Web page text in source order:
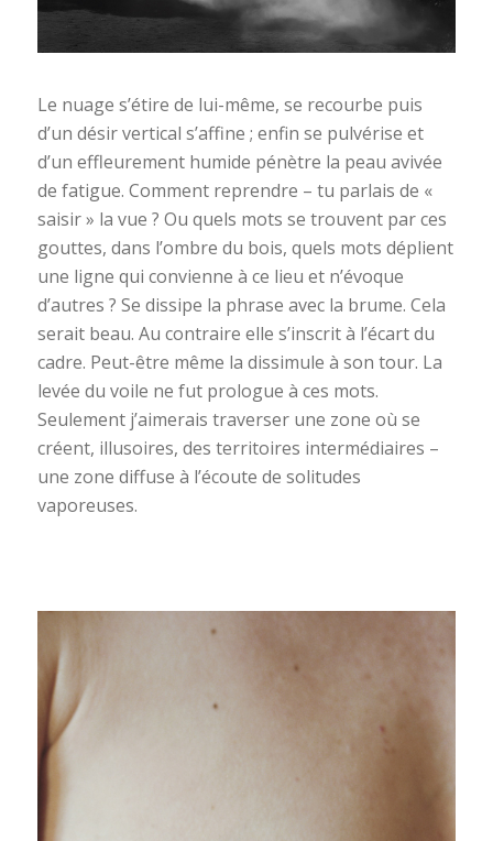
Le nuage s’étire de lui-même, se recourbe puis
d’un désir vertical s’affine ; enfin se pulvérise et
d’un effleurement humide pénètre la peau avivée
de fatigue. Comment reprendre – tu parlais de «
saisir » la vue ? Ou quels mots se trouvent par ces
gouttes, dans l’ombre du bois, quels mots déplient
une ligne qui convienne à ce lieu et n’évoque
d’autres ? Se dissipe la phrase avec la brume. Cela
serait beau. Au contraire elle s’inscrit à l’écart du
cadre. Peut-être même la dissimule à son tour. La
levée du voile ne fut prologue à ces mots.
Seulement j’aimerais traverser une zone où se
créent, illusoires, des territoires intermédiaires –
une zone diffuse à l’écoute de solitudes
vaporeuses.